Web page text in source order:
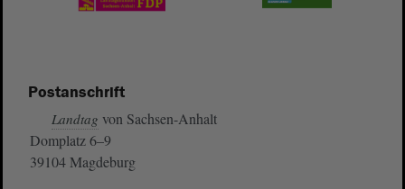
Postanschrift
Landtag von Sachsen-Anhalt
Domplatz 6–9
39104 Magdeburg